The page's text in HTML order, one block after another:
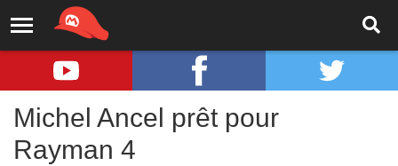
Michel Ancel prêt pour
Rayman 4